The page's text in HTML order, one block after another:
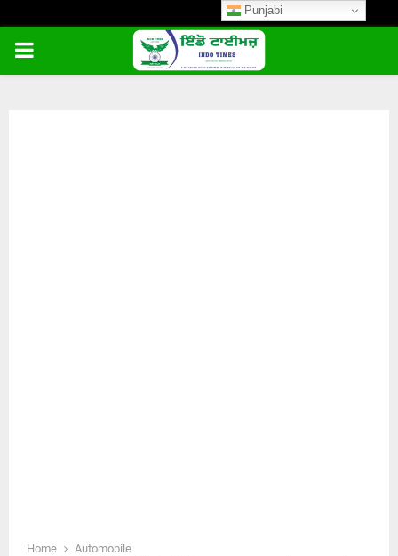
PRIMARY
Home
Automobile
Punjabi